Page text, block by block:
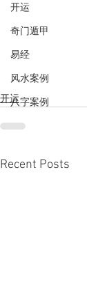
开运
奇门遁甲
易经
风水案例
八字案例
开运
Recent Posts